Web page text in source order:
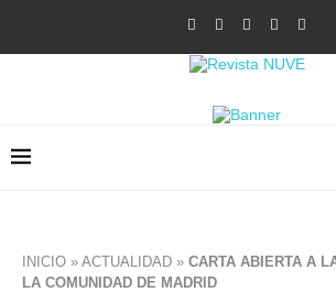
INICIO » ACTUALIDAD » CARTA ABIERTA A
LA COMUNIDAD DE MADRID